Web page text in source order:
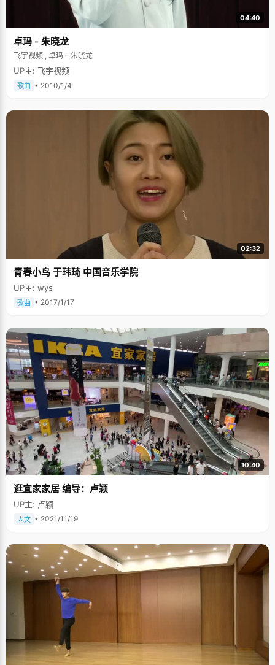
04:40
卓玛 - 朱晓龙
飞宇视频 , 卓玛 - 朱晓龙
UP主: 飞宇视频
歌曲 • 2010/1/4
02:32
青春小鸟 于玮琦 中国音乐学院
UP主: wys
歌曲 • 2017/1/17
10:40
逛宜家家居 编导：卢颖
UP主: 卢颖
人文 • 2021/11/19